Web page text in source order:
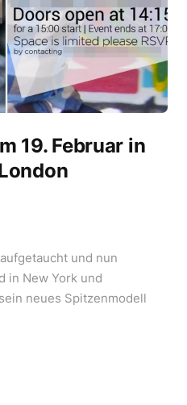
19. Februar in
und nun
in New York und
neues Spitzenmodell